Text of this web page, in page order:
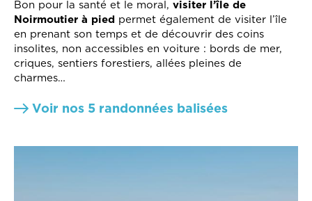
Bon pour la santé et le moral, visiter l’île de
Noirmoutier à pied permet également de visiter l’île
en prenant son temps et de découvrir des coins
insolites, non accessibles en voiture : bords de mer,
criques, sentiers forestiers, allées pleines de
charmes…
Voir nos 5 randonnées balisées